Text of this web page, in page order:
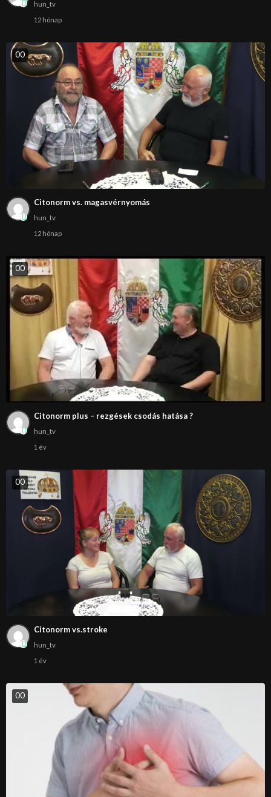
hun_tv
12 hónap
00
Citonorm vs. magasvérnyomás
hun_tv
12 hónap
00
Citonorm plus – rezgések csodás hatása ?
hun_tv
1 év
00
Citonorm vs.stroke
hun_tv
1 év
00